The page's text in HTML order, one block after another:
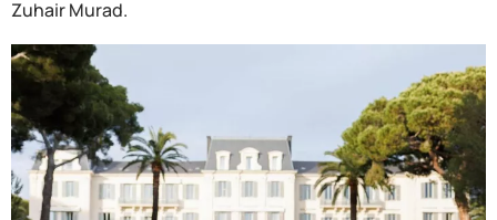
Zuhair Murad.